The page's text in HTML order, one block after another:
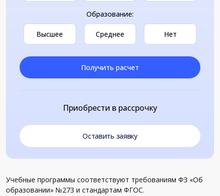
Образование:
Высшее Среднее Нет
Получить расчет
Приобрести в рассрочку
Оставить заявку
Учебные программы соответствуют требованиям ФЗ «Об
образовании» №273 и стандартам ФГОС.